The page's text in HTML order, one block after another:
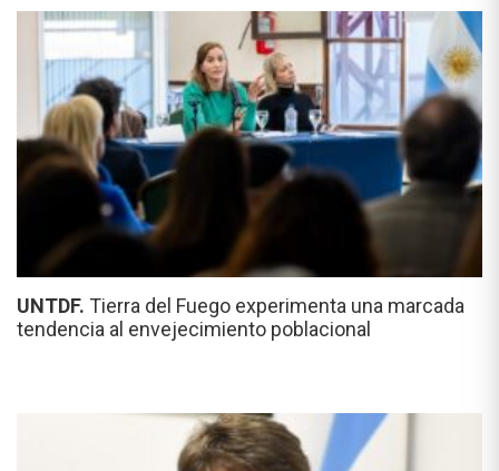
UNTDF. Tierra del Fuego experimenta una marcada
tendencia al envejecimiento poblacional